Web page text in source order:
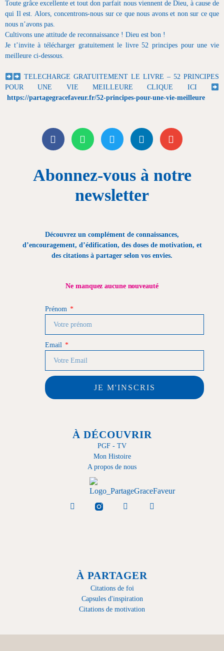
Toute grâce excellente et tout don parfait nous viennent de Dieu, à cause de
qui Il est. Alors, concentrons-nous sur ce que nous avons et non sur ce que
nous n’avons pas.
Cultivons une attitude de reconnaissance ! Dieu est bon !
Je t’invite à télécharger gratuitement le livre 52 principes pour une vie
meilleure ci-dessous.
TELECHARGE GRATUITEMENT LE LIVRE – 52 PRINCIPES
POUR UNE VIE MEILLEURE CLIQUE ICI
https://partagegracefaveur.fr/52-principes-pour-une-vie-meilleure
Abonnez-vous à notre
newsletter
Découvrez un complément de connaissances,
d’encouragement, d’édification, des doses de motivation, et
des citations à partager selon vos envies.
Ne manquez aucune nouveauté
Prénom
Email
JE M'INSCRIS
À DÉCOUVRIR
PGF - TV
Mon Histoire
A propos de nous
À PARTAGER
Citations de foi
Capsules d'inspiration
Citations de motivation